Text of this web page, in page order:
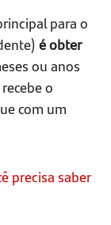
para o
é obter
ou anos
o
com um
precisa saber